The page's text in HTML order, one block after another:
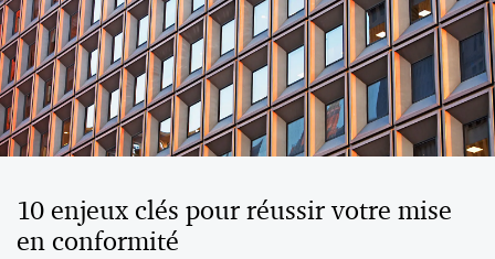
10 enjeux clés pour réussir votre mise
en conformité